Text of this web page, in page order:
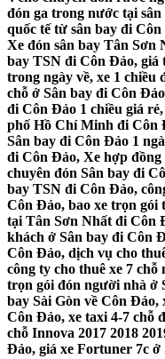
đón ga trong nước tại
quốc tế từ sân bay đi
Xe đón sân bay Tân Sơn
bay TSN đi Côn Đảo, giá
trong ngày về, xe 1 chiều
chỗ ở Sân bay đi Côn
đi Côn Đảo 1 chiều giá
phố Hồ Chí Minh đi Côn
Sân bay đi Côn Đảo 1
đi Côn Đảo, Xe hợp
chuyên đón Sân bay đi
bay TSN đi Côn Đảo,
Côn Đảo, bao xe trọn gói
tại Tân Sơn Nhất đi Côn
khách ở Sân bay đi Côn
Côn Đảo, dịch vụ cho
công ty cho thuê xe 7
trọn gói đón người nhà ở
bay Sài Gòn về Côn Đảo,
Côn Đảo, xe taxi 4-7 chỗ
chỗ Innova 2017 2018
Đảo, giá xe Fortuner 7c